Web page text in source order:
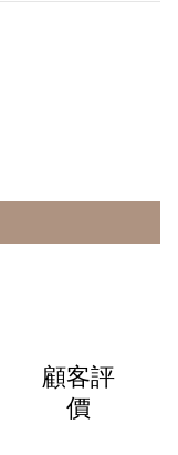
顧客評
價